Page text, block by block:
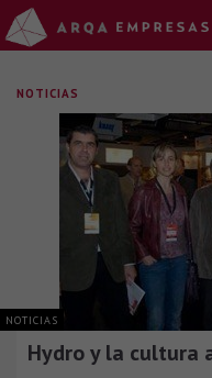
NOTICIAS
NOTICIAS
Hydro y la cultura